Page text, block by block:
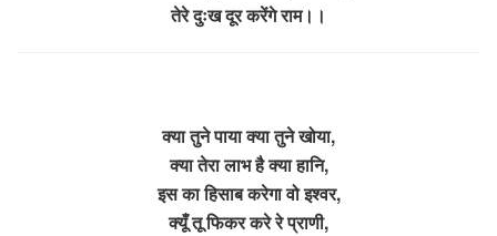
तेरे दुःख दूर करेंगे राम।।
क्या तुने पाया क्या तुने खोया,
क्या तेरा लाभ है क्या हानि,
इस का हिसाब करेगा वो इश्वर,
क्यूँ तू फिकर करे रे प्राणी,